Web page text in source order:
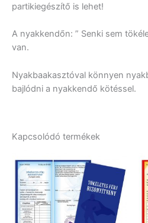
partikiegészítő is lehet!
A nyakkendőn: ” Senki sem
van.
Nyakbaakasztóval könnyen
bajlódni a nyakkendő kötéssel.
Kapcsolódó termékek